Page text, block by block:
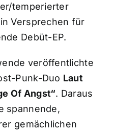
temperierter
Versprechen für
Debüt-EP.
veröffentlichte
Punk-Duo Laut
Of Angst“. Daraus
spannende,
gemächlichen